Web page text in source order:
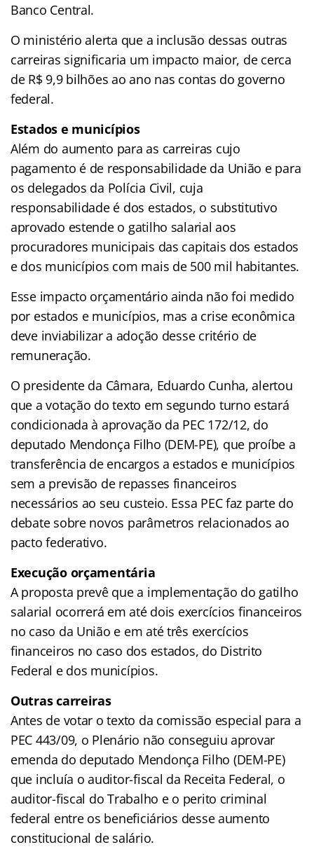
Banco Central.
O ministério alerta que a inclusão dessas outras
carreiras significaria um impacto maior, de cerca
de R$ 9,9 bilhões ao ano nas contas do governo
federal.
Estados e municípios
Além do aumento para as carreiras cujo
pagamento é de responsabilidade da União e para
os delegados da Polícia Civil, cuja
responsabilidade é dos estados, o substitutivo
aprovado estende o gatilho salarial aos
procuradores municipais das capitais dos estados
e dos municípios com mais de 500 mil habitantes.
Esse impacto orçamentário ainda não foi medido
por estados e municípios, mas a crise econômica
deve inviabilizar a adoção desse critério de
remuneração.
O presidente da Câmara, Eduardo Cunha, alertou
que a votação do texto em segundo turno estará
condicionada à aprovação da PEC 172/12, do
deputado Mendonça Filho (DEM-PE), que proíbe a
transferência de encargos a estados e municípios
sem a previsão de repasses financeiros
necessários ao seu custeio. Essa PEC faz parte do
debate sobre novos parâmetros relacionados ao
pacto federativo.
Execução orçamentária
A proposta prevê que a implementação do gatilho
salarial ocorrerá em até dois exercícios financeiros
no caso da União e em até três exercícios
financeiros no caso dos estados, do Distrito
Federal e dos municípios.
Outras carreiras
Antes de votar o texto da comissão especial para a
PEC 443/09, o Plenário não conseguiu aprovar
emenda do deputado Mendonça Filho (DEM-PE)
que incluía o auditor-fiscal da Receita Federal, o
auditor-fiscal do Trabalho e o perito criminal
federal entre os beneficiários desse aumento
constitucional de salário.